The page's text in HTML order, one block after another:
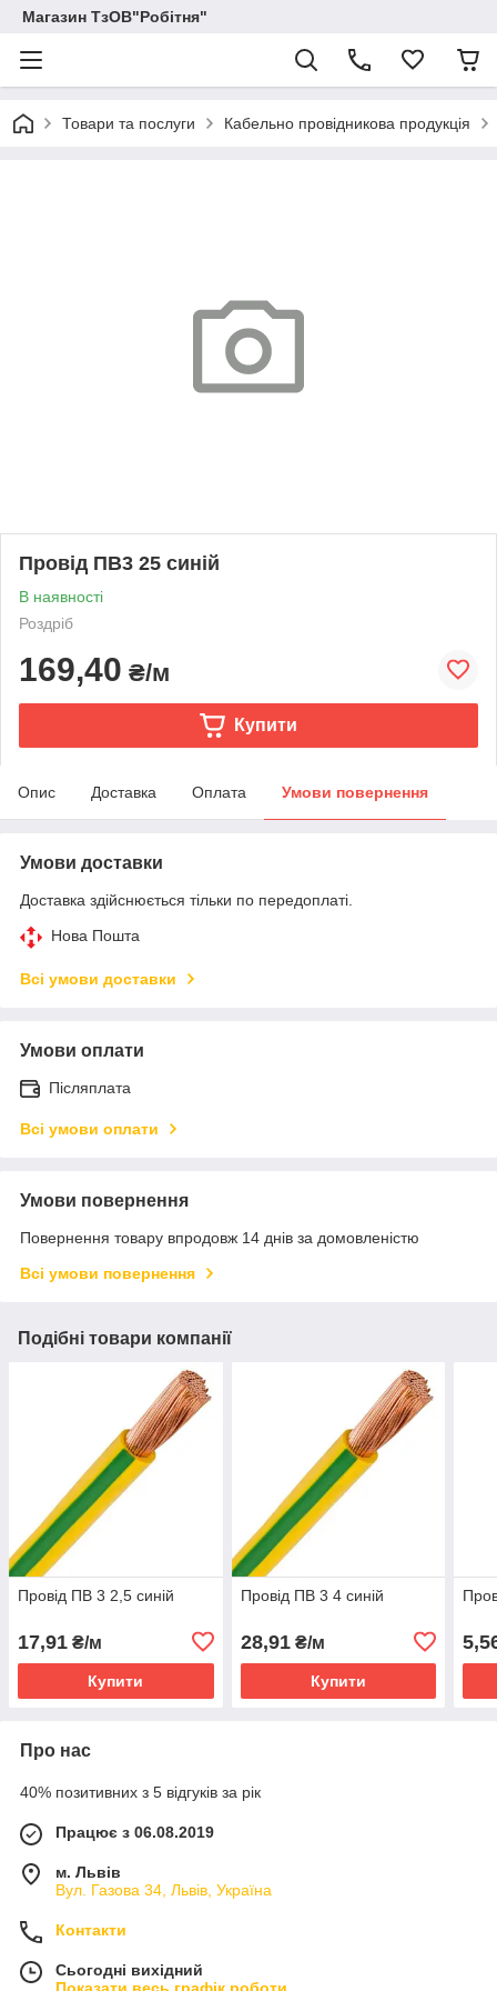
Магазин ТзОВ"Робітня"
Товари та послуги Кабельно провідникова продукція
Провід ПВ3 25 синій
В наявності
Роздріб
169,40 ₴/м
Купити
Опис Доставка Оплата Умови повернення
Умови доставки
Доставка здійснюється тільки по передоплаті.
Нова Пошта
Всі умови доставки
Умови оплати
Післяплата
Всі умови оплати
Умови повернення
Повернення товару впродовж 14 днів за домовленістю
Всі умови повернення
Подібні товари компанії
Провід ПВ 3 2,5 синій
17,91 ₴/м
Купити
Провід ПВ 3 4 синій
28,91₴/м
Купити
Про нас
40% позитивних з 5 відгуків за рік
Працює з 06.08.2019
м. Львів
Вул. Газова 34, Львів, Україна
Контакти
Сьогодні вихідний
Показати весь графік роботи